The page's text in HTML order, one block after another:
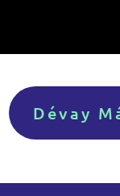
Dévay